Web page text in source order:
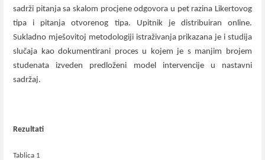
sadrži pitanja sa skalom procjene odgovora u pet razina Likertovog
tipa i pitanja otvorenog tipa. Upitnik je distribuiran online.
Sukladno mješovitoj metodologiji istraživanja prikazana je i studija
slučaja kao dokumentirani proces u kojem je s manjim brojem
studenata izveden predloženi model intervencije u nastavni
sadržaj.
Rezultati
Tablica 1